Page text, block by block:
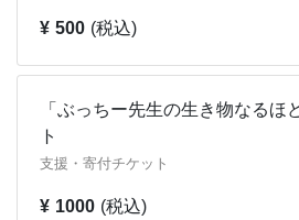
究センター・特定助教を経て、“ど
ーター”として活動中。夢は、今ま
園をつくること。特技はトカゲ釣
「もしも？の図鑑 絶滅危惧種 救出
之日本社）ほか著書多数。科学教
などもこなしている。
¥ 500 (税込)
「ぶっちー先生の生き物なるほ
ト
支援・寄付チケット
¥ 1000 (税込)